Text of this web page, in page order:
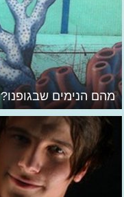
מהם הנימים שבגופנו?